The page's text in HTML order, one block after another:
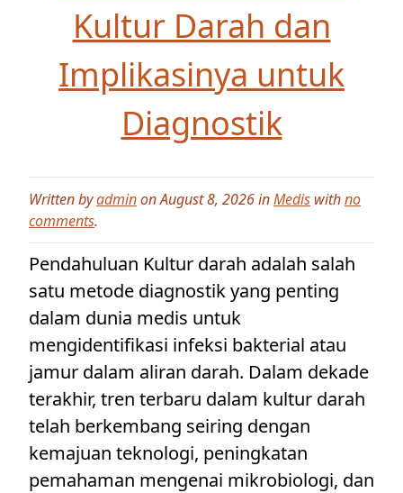
Kultur Darah dan
Implikasinya untuk
Diagnostik
Written byadminon August 8, 2026 inMedis withno
comments.
Pendahuluan Kultur darah adalah salah
satu metode diagnostik yang penting
dalam dunia medis untuk
mengidentifikasi infeksi bakterial atau
jamur dalam aliran darah. Dalam dekade
terakhir, tren terbaru dalam kultur darah
telah berkembang seiring dengan
kemajuan teknologi, peningkatan
pemahaman mengenai mikrobiologi, dan